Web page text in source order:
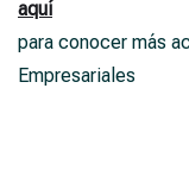
aquí
para conocer más
Empresariales